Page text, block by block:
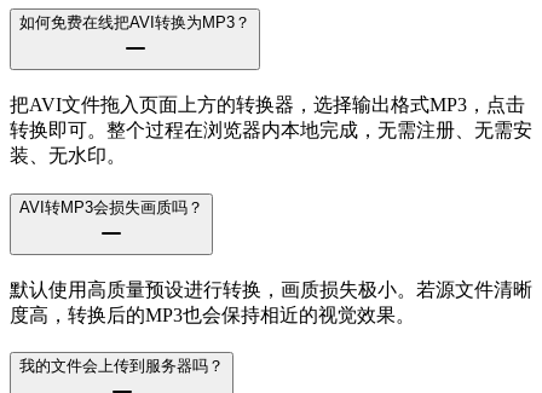
如何免费在线把AVI转换为MP3？
把AVI文件拖入页面上方的转换器，选择输出格式MP3，点击
转换即可。整个过程在浏览器内本地完成，无需注册、无需安
装、无水印。
AVI转MP3会损失画质吗？
默认使用高质量预设进行转换，画质损失极小。若源文件清晰
度高，转换后的MP3也会保持相近的视觉效果。
我的文件会上传到服务器吗？